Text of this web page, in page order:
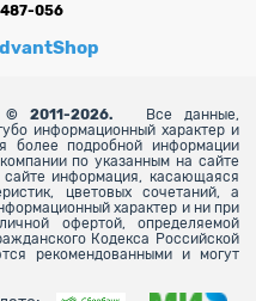
056
© 2011-2026.
Все данные,
информационный характер и
более подробной информации
по указанным на сайте
информация, касающаяся
цветовых сочетаний, а
характер и ни при
офертой, определяемой
Кодекса Российской
рекомендованными и могут